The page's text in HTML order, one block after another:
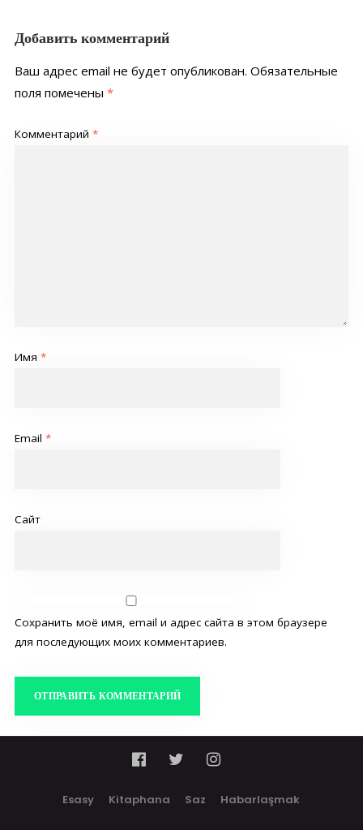
Добавить комментарий
Ваш адрес email не будет опубликован. Обязательные
поля помечены *
Комментарий *
Имя *
Email *
Сайт
Сохранить моё имя, email и адрес сайта в этом браузере
для последующих моих комментариев.
Esasy Kitaphana Saz Habarlaşmak